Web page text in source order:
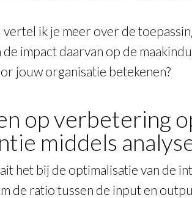
ik je meer over de
de impact daarvan op de
jouw organisatie betekenen?
op verbetering
middels
het bij de optimalisatie van de
de ratio tussen de input en